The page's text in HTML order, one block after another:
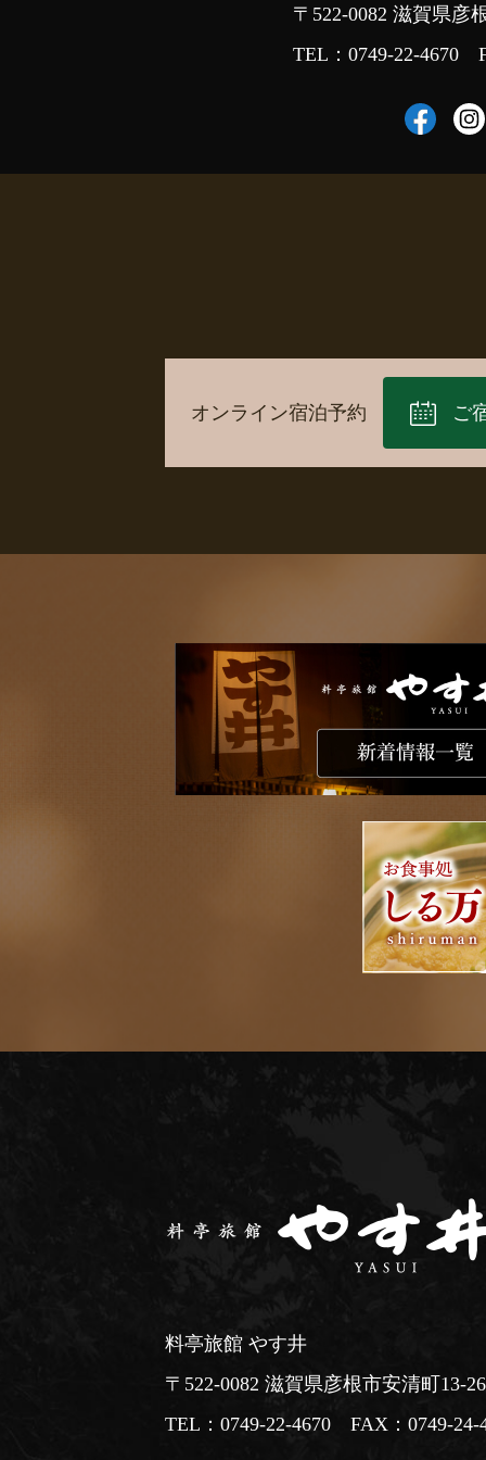
〒522-0082 滋賀県彦
TEL： 0749-22-4670
オンライン宿泊予約 ご
料亭旅館 やす井
〒522-0082 滋賀県彦根市安清町13-26
TEL：0749-22-4670 FAX：0749-24-